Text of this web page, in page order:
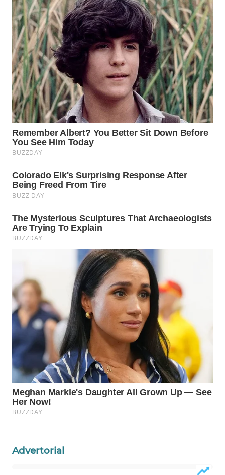
Advertorial
WN
NATUNA
WN
BINTAN
WN
MANDALIKA
WN
LIKUPANG
WN
LABUANBAJO
BORNEO
WAHANA
NEWS
WAHANA
TANI
WAHANA
ADVOKAT
WAHANA
INFRASTRUKTUR
KONSUMEN